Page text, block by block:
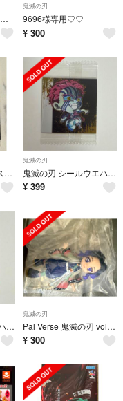
送料無料 鬼滅の刃 伊黒小芭内 時透無一郎 不死川実弥 フィギュアまとめ売セット
鬼滅の刃
9696様専用♡♡
¥ 300
鬼滅の刃 ウエハース15 悲鳴嶼行冥
鬼滅の刃
鬼滅の刃 シールウエハース 其ノ十五 猗窩座 15-15
¥ 399
鬼滅の刃 シールウエハース 其ノ十五 鳴女 15-10
鬼滅の刃
Pal Verse 鬼滅の刃 vol.1 パルバース 胡蝶しのぶ
¥ 300